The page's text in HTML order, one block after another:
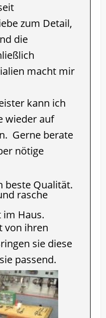
zum Detail,
die
macht mir
kann ich
wieder auf
Gerne berate
nötige
beste Qualität.
rasche
im Haus.
von ihren
sie diese
passend.